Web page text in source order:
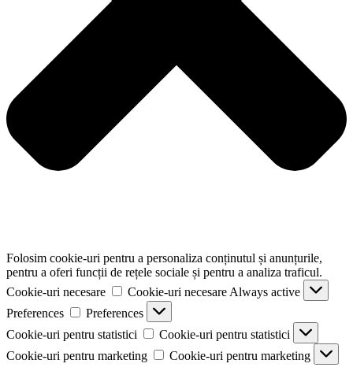
Folosim cookie-uri pentru a personaliza conținutul și anunțurile,
pentru a oferi funcții de rețele sociale și pentru a analiza traficul.
Cookie-uri necesare
Cookie-uri necesare Always active
Preferences
Preferences
Cookie-uri pentru statistici
Cookie-uri pentru statistici
Cookie-uri pentru marketing
Cookie-uri pentru marketing